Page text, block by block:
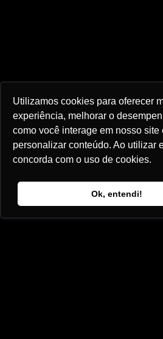
Utilizamos cookies para oferecer
experiência, melhorar o
como você interage em nosso site
personalizar conteúdo. Ao utilizar
concorda com o uso de cookies.
Ok, entendi!